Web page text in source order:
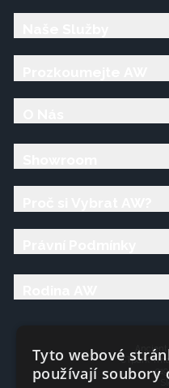
CTpark
Tyto webové
používají soubory